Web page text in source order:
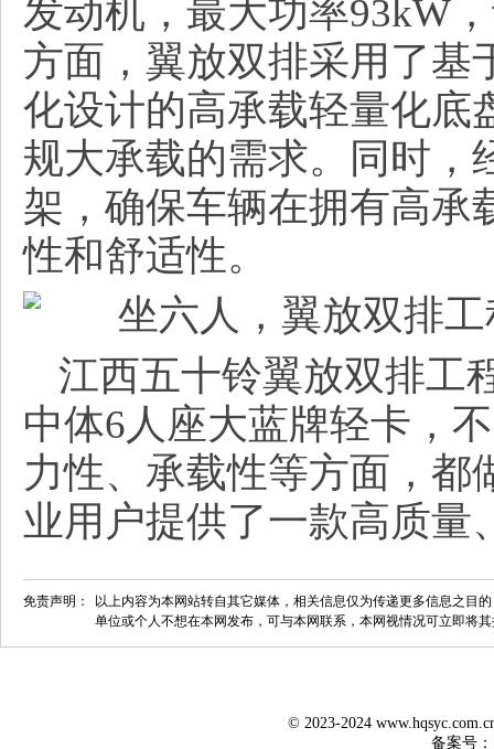
发动机，最大功率93kW
方面，翼放双排采用了基
化设计的高承载轻量化底
规大承载的需求。同时，
架，确保车辆在拥有高承
性和舒适性。
江西五十铃翼放双排工
中体6人座大蓝牌轻卡，
力性、承载性等方面，都
业用户提供了一款高质量
免责声明：
以上内容为本网站转自其它媒体，相关信息仅为传递更多信息之目
单位或个人不想在本网发布，可与本网联系，本网视情况可立即将
© 2023-2024
备案号：